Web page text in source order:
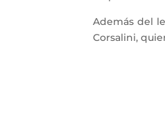
Además del
Corsalini,